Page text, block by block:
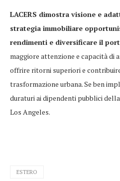
LACERS dimostra visione e
strategia immobiliare
rendimenti e diversificare il
maggiore attenzione e capacità di
offrire ritorni superiori e
trasformazione urbana. Se ben
duraturi ai dipendenti pubblici
Los Angeles.
ESTERO